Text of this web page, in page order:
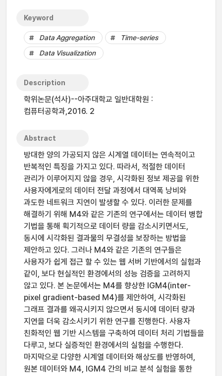
Keyword
Data Aggregation
Time-series
Data Visualization
Description
학위논문(석사)--아주대학교 일반대학원 :
컴퓨터공학과,2016. 2
Abstract
방대한 양의 가공되지 않은 시계열 데이터는 연속적이고
반복적인 특징을 가지고 있다. 따라서, 적절한 데이터
관리가 이루어지지 않을 경우, 시각화된 정보 제공을 위한
사용자에게로의 데이터 전달 과정에서 대역폭 낭비와
과도한 네트워크 지연이 발생할 수 있다. 이러한 문제를
해결하기 위해 M4와 같은 기존의 연구에서는 데이터 병합
기법을 통해 획기적으로 데이터 량을 감소시키면서도,
동시에 시각화된 결과물의 무결성을 보장하는 방법을
제안하고 있다. 그러나 M4와 같은 기존의 연구들은
사용자가 쉽게 접근 할 수 있는 웹 서버 기반에서의 실험과
같이, 보다 현실적인 환경에서의 성능 검증을 고려하지
않고 있다. 본 논문에서는 M4를 향상한 IGM4(inter-
pixel gradient-based M4)를 제안하여, 시각화된
그래프 결과를 왜곡시키지 않으면서 동시에 데이터 량과
지연을 더욱 감소시키기 위한 연구를 진행한다. 사용자
친화적인 웹 기반 시스템을 구축하여 데이터 처리 기법들을
다루고, 보다 실증적인 환경에서의 실험을 수행한다.
마지막으로 다양한 시계열 데이터와 해상도를 반영하여,
원본 데이터와 M4, IGM4 간의 비교 분석 실험을 통한